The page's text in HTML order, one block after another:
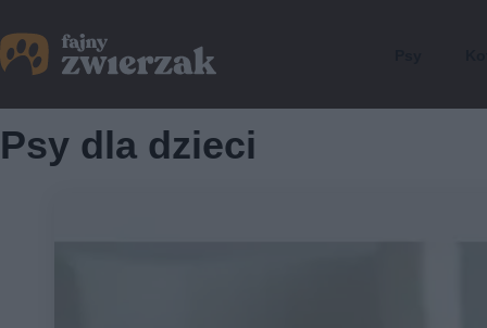
Psy dla dzieci